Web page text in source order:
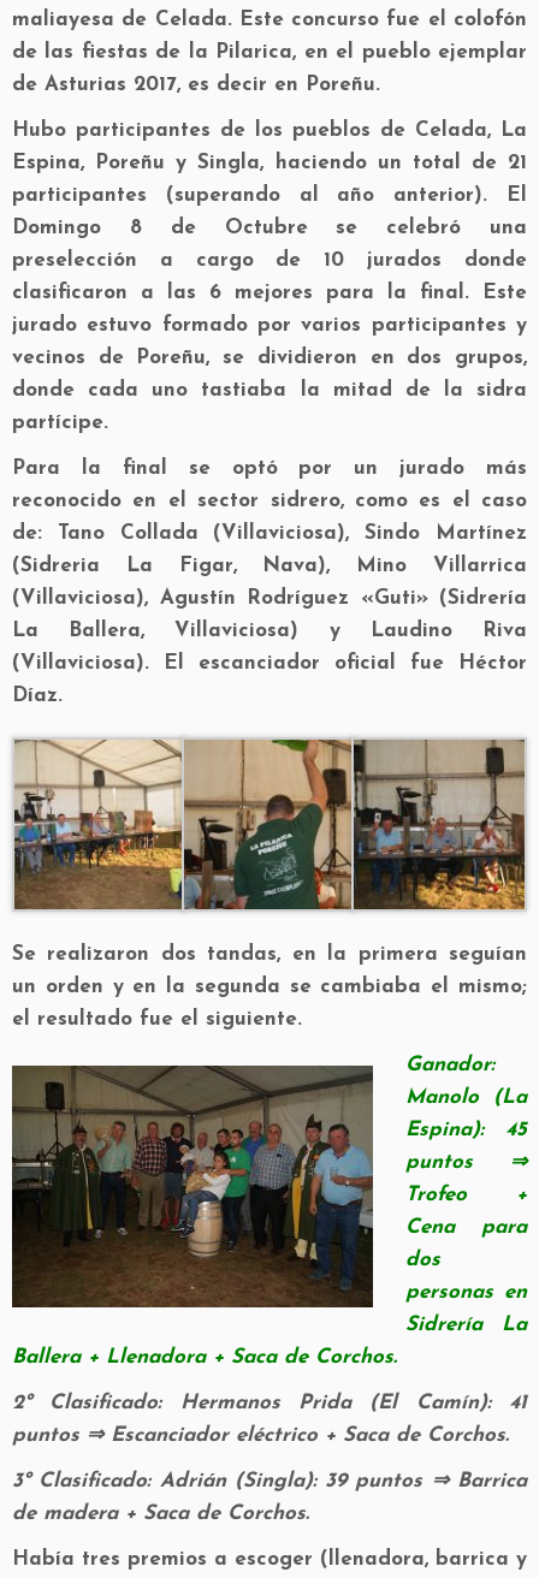
maliayesa de Celada. Este concurso fue el colofón
de las fiestas de la Pilarica, en el pueblo ejemplar
de Asturias 2017, es decir en Poreñu.
Hubo participantes de los pueblos de Celada, La
Espina, Poreñu y Singla, haciendo un total de 21
participantes (superando al año anterior). El
Domingo 8 de Octubre se celebró una
preselección a cargo de 10 jurados donde
clasificaron a las 6 mejores para la final. Este
jurado estuvo formado por varios participantes y
vecinos de Poreñu, se dividieron en dos grupos,
donde cada uno tastiaba la mitad de la sidra
partícipe.
Para la final se optó por un jurado más
reconocido en el sector sidrero, como es el caso
de: Tano Collada (Villaviciosa), Sindo Martínez
(Sidreria La Figar, Nava), Mino Villarrica
(Villaviciosa), Agustín Rodríguez «Guti» (Sidrería
La Ballera, Villaviciosa) y Laudino Riva
(Villaviciosa). El escanciador oficial fue Héctor
Díaz.
Se realizaron dos tandas, en la primera seguían
un orden y en la segunda se cambiaba el mismo;
el resultado fue el siguiente.
Ganador:
Manolo (La
Espina): 45
puntos ⇒
Trofeo +
Cena para
dos
personas en
Sidrería La
Ballera + Llenadora + Saca de Corchos.
2º Clasificado: Hermanos Prida (El Camín): 41
puntos ⇒ Escanciador eléctrico + Saca de Corchos.
3º Clasificado: Adrián (Singla): 39 puntos ⇒ Barrica
de madera + Saca de Corchos.
Había tres premios a escoger (llenadora, barrica y